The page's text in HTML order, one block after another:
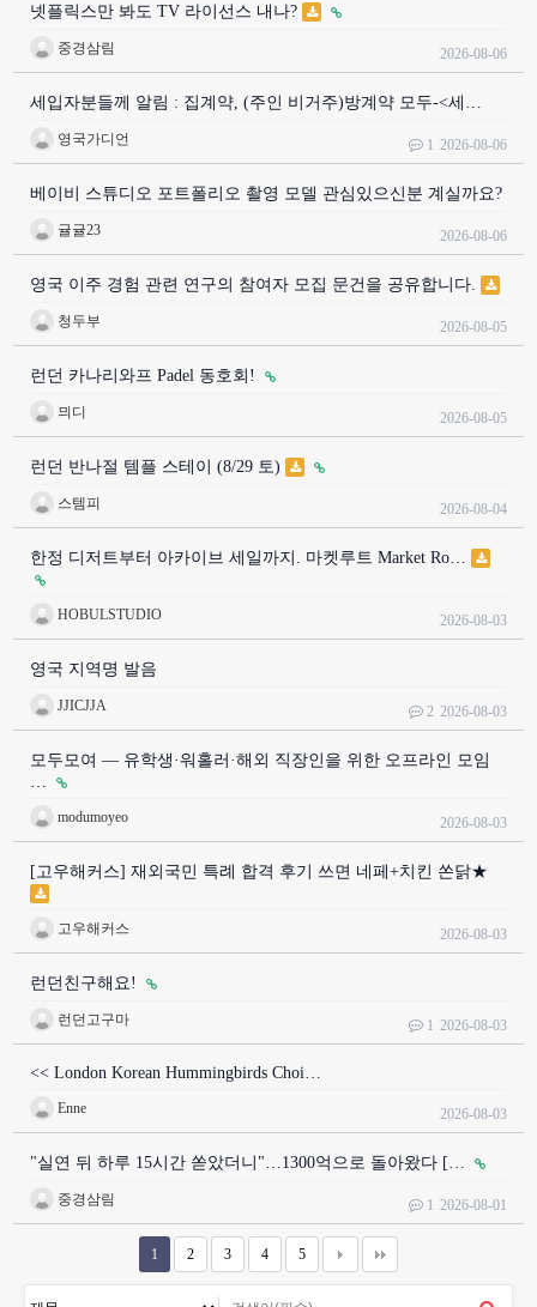
넷플릭스만 봐도 TV 라이선스 내나?
중경삼림 2026-08-06
세입자분들께 알림 : 집계약, (주인 비거주)방계약 모두-<세…
영국가디언 1 2026-08-06
베이비 스튜디오 포트폴리오 촬영 모델 관심있으신분 계실까요?
귤귤23 2026-08-06
영국 이주 경험 관련 연구의 참여자 모집 문건을 공유합니다.
청두부 2026-08-05
런던 카나리와프 Padel 동호회!
믜디 2026-08-05
런던 반나절 템플 스테이 (8/29 토)
스템피 2026-08-04
한정 디저트부터 아카이브 세일까지. 마켓루트 Market Ro…
HOBULSTUDIO 2026-08-03
영국 지역명 발음
JJICJJA 2 2026-08-03
모두모여 — 유학생·워홀러·해외 직장인을 위한 오프라인 모임
modumoyeo 2026-08-03
[고우해커스] 재외국민 특례 합격 후기 쓰면 네페+치킨 쏜닭★
고우해커스 2026-08-03
런던친구해요!
런던고구마 1 2026-08-03
<< London Korean Hummingbirds Choi…
Enne 2026-08-03
"실연 뒤 하루 15시간 쏟았더니"…1300억으로 돌아왔다 […
중경삼림 1 2026-08-01
1 2 3 4 5